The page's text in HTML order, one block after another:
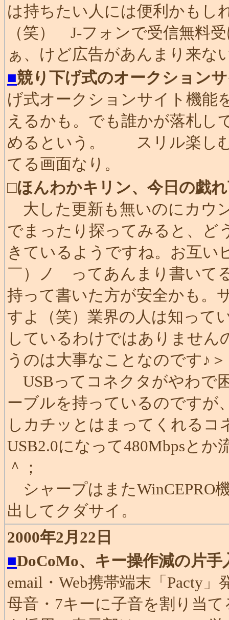
は持ちたい人には便利かも
（笑） J-フォンで受信無料
ぁ、けど広告があんまり来な
■競り下げ式のオークション
げ式オークションサイト機能
えるかも。でも誰かが落札し
めるという。 スリル楽しむ
てる画面なり。
□ほんわかキリン、今日の戯
大した更新も無いのにカウ
でまったり探ってみると、ど
きているようですね。お互
￣）ノ ってあんまり書いて
持って書いた方が安全かも。
すよ（笑）業界の人は知っ
しているわけではありません
うのは大事なことなのです♪
USBってコネクタがやわで
ーブルを持っているのですが
しカチッとはまってくれる
USB2.0になって480Mbpsと
＾；
シャープはまたWinCEPRO
出してクダサイ。
2000年2月22日
■DoCoMo、キー操作減の片
email・Web携帯端末「Pacty
母音・7キーに子音を割り当